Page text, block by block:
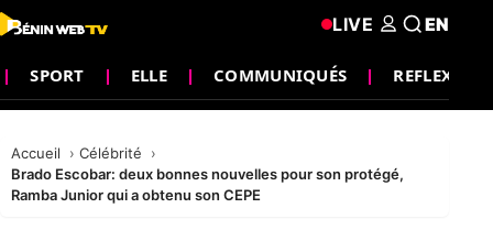
SPORT ELLE COMMUNIQUÉS REFLEXION
LIVE EN
Accueil
Célébrité
Brado Escobar: deux bonnes nouvelles pour son protégé,
Ramba Junior qui a obtenu son CEPE